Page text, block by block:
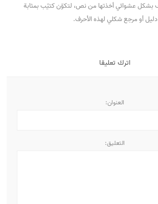
بشكل عشوائي أخذتها من نص، لتكوّن كتيّب بمثابة
دليل أو مرجع شكلي لهذه الأحرف.
اترك تعليقا
العنوان:
التعليق: